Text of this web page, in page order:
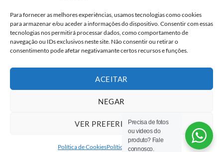
Para fornecer as melhores experiências, usamos tecnologias como cookies
para armazenar e/ou aceder a informações do dispositivo. Consentir com essas
tecnologias nos permitirá processar dados, como comportamento de
navegação ou IDs exclusivos neste site. Não consentir ou retirar o
consentimento pode afetar negativamante certos recursos e funções.
ACEITAR
NEGAR
VER PREFERÊNCIAS
Política de CookiesPolítica de privacidade
Stripe MasterCardCash
Precisa de fotos
ou videos do
produto? Fale
connosco.